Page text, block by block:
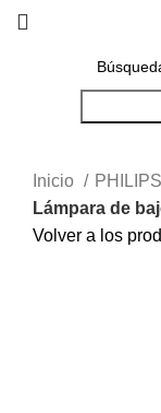
Inicio
PHILIPS
Lámpara de
Volver a los